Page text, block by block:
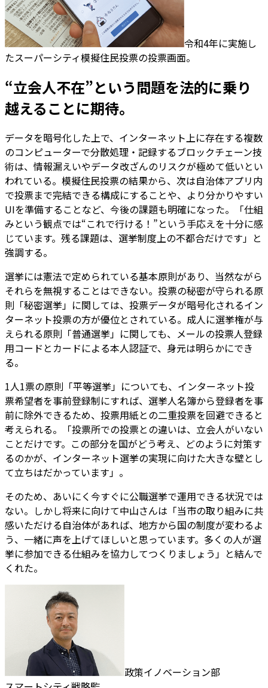
令和4年に実施し
たスーパーシティ模擬住民投票の投票画面。
“立会人不在”という問題を法的に乗り
越えることに期待。
データを暗号化した上で、インターネット上に存在する複数
のコンピューターで分散処理・記録するブロックチェーン技
術は、情報漏えいやデータ改ざんのリスクが極めて低いとい
われている。模擬住民投票の結果から、次は自治体アプリ内
で投票まで完結できる構成にすることや、より分かりやすい
UIを準備することなど、今後の課題も明確になった。「仕組
みという観点では“これで行ける！”という手応えを十分に感
じています。残る課題は、選挙制度上の不都合だけです」と
強調する。
選挙には憲法で定められている基本原則があり、当然ながら
それらを無視することはできない。投票の秘密が守られる原
則「秘密選挙」に関しては、投票データが暗号化されるイン
ターネット投票の方が優位とされている。成人に選挙権が与
えられる原則「普通選挙」に関しても、メールの投票人登録
用コードとカードによる本人認証で、身元は明らかにでき
る。
1人1票の原則「平等選挙」についても、インターネット投
票希望者を事前登録制にすれば、選挙人名簿から登録者を事
前に除外できるため、投票用紙との二重投票を回避できると
考えられる。「投票所での投票との違いは、立会人がいない
ことだけです。この部分を国がどう考え、どのように対策す
るのかが、インターネット選挙の実現に向けた大きな壁とし
て立ちはだかっています」。
そのため、あいにく今すぐに公職選挙で運用できる状況では
ない。しかし将来に向けて中山さんは「当市の取り組みに共
感いただける自治体があれば、地方から国の制度が変わるよ
う、一緒に声を上げてほしいと思っています。多くの人が選
挙に参加できる仕組みを協力してつくりましょう」と結んで
くれた。
政策イノベーション部